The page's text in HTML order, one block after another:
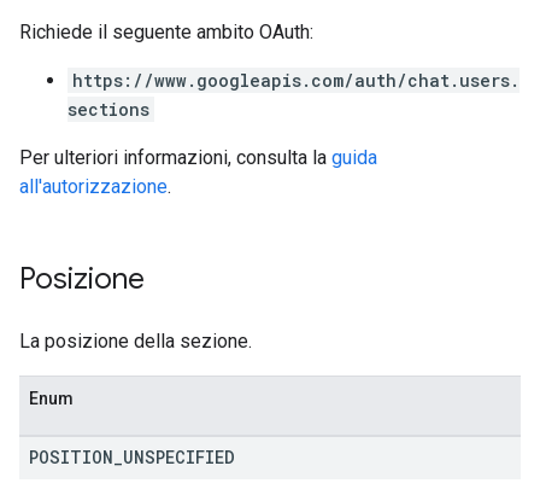
Richiede il seguente ambito OAuth:
https://www.googleapis.com/auth/chat.users.
sections
Per ulteriori informazioni, consulta la guida
all'autorizzazione.
Posizione
La posizione della sezione.
Enum
POSITION UNSPECIFIED